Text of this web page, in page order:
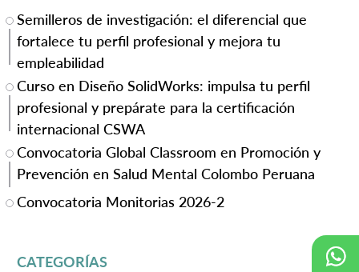
Semilleros de investigación: el diferencial que
fortalece tu perfil profesional y mejora tu
empleabilidad
Curso en Diseño SolidWorks: impulsa tu perfil
profesional y prepárate para la certificación
internacional CSWA
Convocatoria Global Classroom en Promoción y
Prevención en Salud Mental Colombo Peruana
Convocatoria Monitorias 2026-2
CATEGORÍAS